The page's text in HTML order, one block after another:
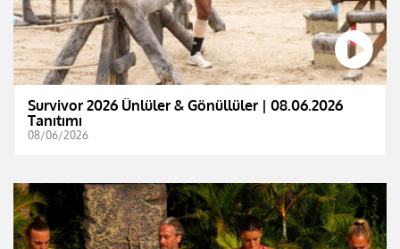
Survivor 2026 Ünlüler & Gönüllüler | 08.06.2026
Tanıtımı
08/06/2026